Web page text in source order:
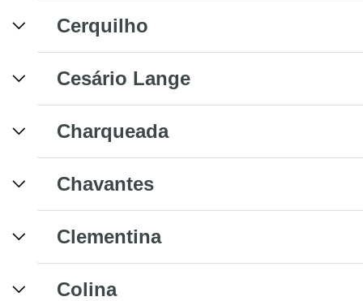
Cerquilho
Cesário Lange
Charqueada
Chavantes
Clementina
Colina